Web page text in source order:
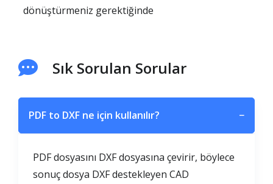
dönüştürmeniz gerektiğinde
Sık Sorulan Sorular
PDF to DXF ne için kullanılır? −
PDF dosyasını DXF dosyasına çevirir, böylece
sonuç dosya DXF destekleyen CAD